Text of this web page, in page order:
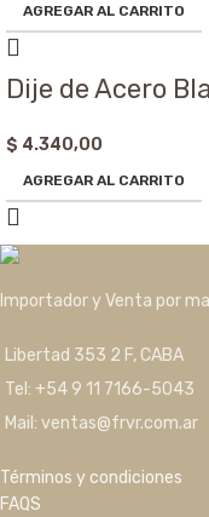
AGREGAR AL CARRITO
Dije de Acero
$ 4.340,00
AGREGAR AL CARRITO
Importador y Venta por
Libertad 353 2 F, CABA
Tel: +54 9 11 7166-5043
Mail: ventas@frvr.com.ar
Términos y condiciones
FAQS